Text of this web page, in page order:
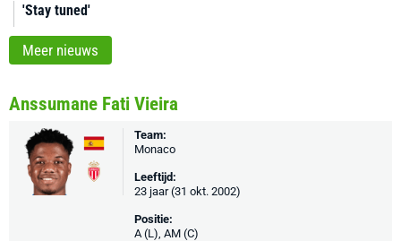
'Stay tuned'
Meer nieuws
Anssumane Fati Vieira
Team:
Monaco
Leeftijd:
23 jaar (31 okt. 2002)
Positie:
A (L), AM (C)